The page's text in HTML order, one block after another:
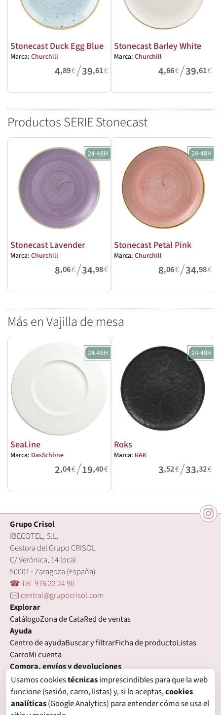
Stonecast Duck Egg Blue
Marca: Churchill
4,89€/39,61€
Stonecast Barley White
Marca: Churchill
4,66€/39,61€
Productos SERIE Stonecast
24-48H
Stonecast Lavender
Marca: Churchill
8,06€/34,98€
24-48H
Stonecast Petal Pink
Marca: Churchill
8,06€/34,98€
Más en Vajilla de mesa
24-48H
SeaLine
Marca: DasSchöne
2,04€/19,40€
24-48H
Roks
Marca: RAK
3,52€/33,32€
Grupo Crisol
IBECOTEL, S.L.
Gestora del Grupo CRISOL
C/ Verónica, 14 local
50001 · Zaragoza (España)
☎ Tel. 976 22 24 90
🖂 central@grupocrisol.com
Explorar
CatálogoZona de CataRed de ventas
Ayuda
Centro de ayudaBuscar y filtrarFicha de productoListas
CarroMi cuenta
Compra, envíos y devoluciones
Condiciones de compraFormas de pagoGastos de envío
Plazos de entregaDevolucionesGarantía
Legal
Usamos cookiestécnicasimprescindibles para que la web
funcione (sesión, carro, listas) y, si lo aceptas,cookies
analíticas(Google Analytics) para entender cómo se usa el